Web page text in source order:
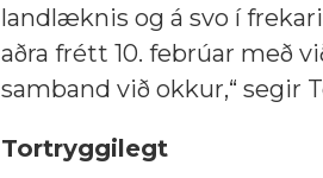
landlæknis og á svo í
aðra frétt 10. febrúar með
samband við okkur,“ segir
Tortryggilegt